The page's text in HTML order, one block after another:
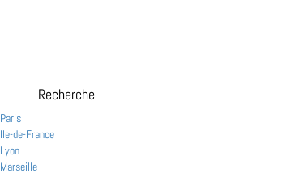
Recherche
Paris
Ile-de-France
Lyon
Marseille